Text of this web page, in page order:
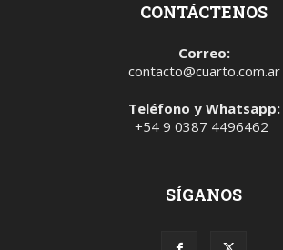
CONTÁCTENOS
Correo:
contacto@cuarto.com.ar
Teléfono y Whatsapp:
+54 9 0387 4496462
SÍGANOS